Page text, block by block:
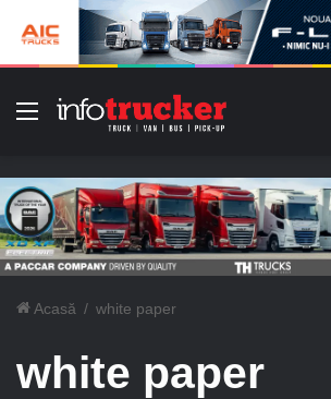
Meniu
Acasă / white paper
white paper